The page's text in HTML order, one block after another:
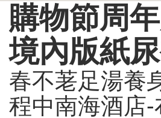
購物節周
境內版紙
春不荖足湯養
程中南海酒店